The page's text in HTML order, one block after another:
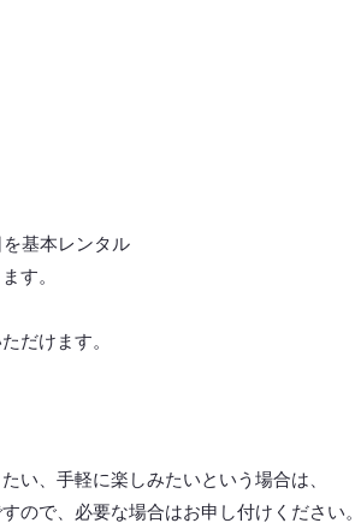
基本レンタル
す。
だけます。
い、手軽に楽しみたいという場合は、
ので、必要な場合はお申し付けください。